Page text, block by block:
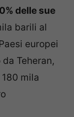
delle sue
barili al
europei
Teheran,
mila